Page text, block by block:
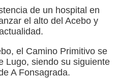
de un hospital en
el alto del Acebo y
el Camino Primitivo se
Lugo, siendo su siguiente
A Fonsagrada.